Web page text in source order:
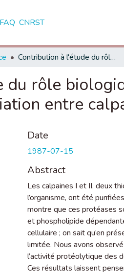
FAQ CNRST
Contribution à l'étude du rôle biologique des calpaines I et II : Mise en évidence d'une association entre calpaines et activités protéine kinase C
rôle
entre
Date
1987-07-15
Abstract
Les calpaines I et II, deux
l’organisme, ont été
montre que ces protéases
et phospholipide
cellulaire ; on sait qu’en
limitée. Nous avons
l’activité protéolytique des
Ces résultats laissent